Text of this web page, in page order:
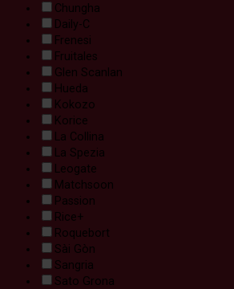
Chungha
Daily-C
Frenesi
Fruitales
Glen Scanlan
Hueda
Kokozo
Korice
La Collina
La Spezia
Leogate
Matchsoon
Passion
Rice+
Roquebort
Sài Gòn
Sangria
Sato Grona